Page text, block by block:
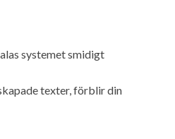
systemet smidigt
texter, förblir din